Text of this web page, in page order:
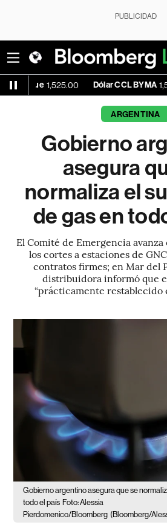
PUBLICIDAD
1,525.00 Dólar CCL BYMA 1,578.74
ARGENTINA
Gobierno
asegura
normaliza el
de gas en
El Comité de Emergencia
los cortes a estaciones de
contratos firmes; en Mar del
distribuidora informó que
“prácticamente restablecido
Gobierno argentino asegura que se
todo el país Foto: Alessia
Pierdomenico/Bloomberg (Bloomberg/